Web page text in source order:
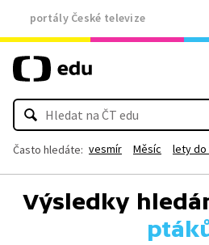
portály České televize
Často hledáte: vesmír Měsíc lety do
Výsledky